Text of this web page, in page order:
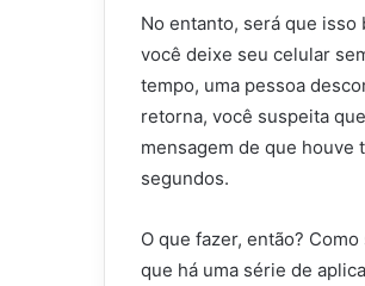
No entanto, será que isso
você deixe seu celular
tempo, uma pessoa
retorna, você suspeita
mensagem de que houve
segundos.
O que fazer, então?
que há uma série de